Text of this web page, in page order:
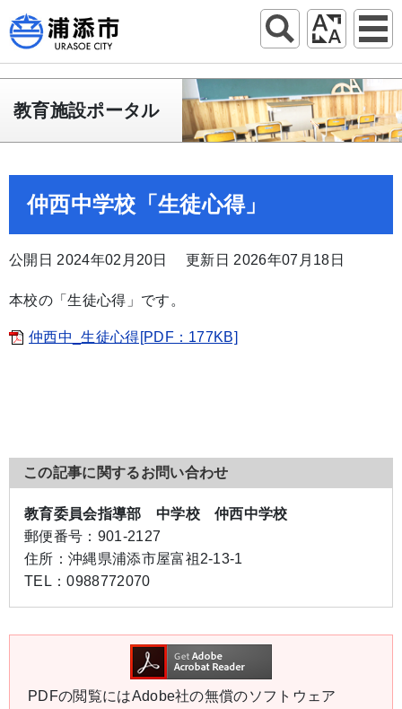
教育施設ポータル
仲西中学校「生徒心得」
公開日 2024年02月20日 更新日 2026年07月18日
本校の「生徒心得」です。
仲西中_生徒心得[PDF：177KB]
この記事に関するお問い合わせ
教育委員会指導部 中学校 仲西中学校
郵便番号： 901-2127
住所： 沖縄県浦添市屋富祖2-13-1
TEL：0988772070
PDFの閲覧にはAdobe社の無償のソフトウェア